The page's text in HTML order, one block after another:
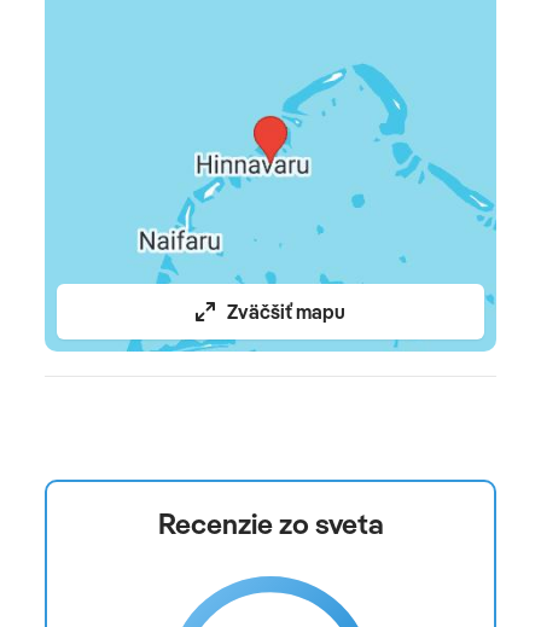
tenis • biliard • bedminton • šípky • stolný tenis (zdarma)
• stolný futbal • fitness miestnosť • futbal • večerné
programy • živá hudba • vodné športy • wakeboard •
vodný bicykel • kajak • kanoe • rýchločln • vodný skúter •
katamarán • šnorchlovanie • požičovňa vybavenia na
šnorchlovanie • potápačská lokalita • potápačská škola
• windsurfing
poplatky, green tax, transfery letisko - hotel - letisko
Celková cena nezahŕňa
Zväčšiť mapu
Recenzie zo sveta